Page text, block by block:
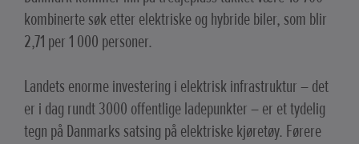
kombinerte søk etter elektriske og hybride biler, som blir
2,71 per 1 000 personer.
Landets enorme investering i elektrisk infrastruktur – det
er i dag rundt 3000 offentlige ladepunkter – er et tydelig
tegn på Danmarks satsing på elektriske kjøretøy. Førere